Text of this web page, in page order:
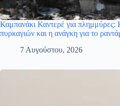
Καμπανάκι Καντερέ για
πυρκαγιών και η ανάγκη για το
7 Αυγούστου, 2026